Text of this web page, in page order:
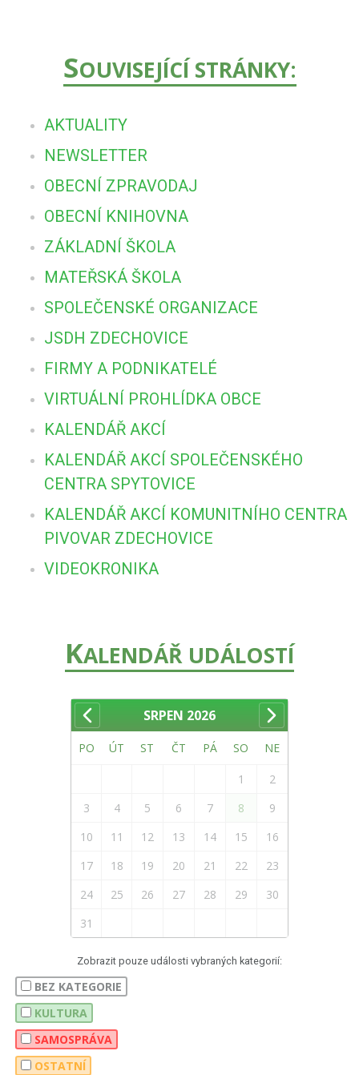
SOUVISEJÍCÍ STRÁNKY:
AKTUALITY
NEWSLETTER
OBECNÍ ZPRAVODAJ
OBECNÍ KNIHOVNA
ZÁKLADNÍ ŠKOLA
MATEŘSKÁ ŠKOLA
SPOLEČENSKÉ ORGANIZACE
JSDH ZDECHOVICE
FIRMY A PODNIKATELÉ
VIRTUÁLNÍ PROHLÍDKA OBCE
KALENDÁŘ AKCÍ
KALENDÁŘ AKCÍ SPOLEČENSKÉHO
CENTRA SPYTOVICE
KALENDÁŘ AKCÍ KOMUNITNÍHO CENTRA
PIVOVAR ZDECHOVICE
VIDEOKRONIKA
KALENDÁŘ UDÁLOSTÍ
SRPEN 2026
PO ÚT ST ČT PÁ SO NE
1
2
3
4 5 6 7 8
9
10
11 12 13 14 15
16
17
18 19 20 21 22
23
24
25 26 27 28 29
30
31
Zobrazit pouze události vybraných kategorií:
BEZ KATEGORIE
KULTURA
SAMOSPRÁVA
OSTATNÍ